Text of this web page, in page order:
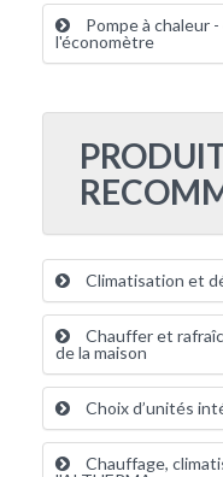
Pompe à chaleur
l'économètre
Climatisation et
Chauffer et
de la maison
Choix d’unités
Chauffage,